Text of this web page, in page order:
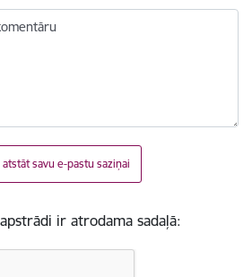
atstāt savu e-pastu saziņai
ir atrodama sadaļā: